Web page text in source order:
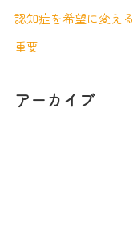
認知症を希望に変える
重要
アーカイブ